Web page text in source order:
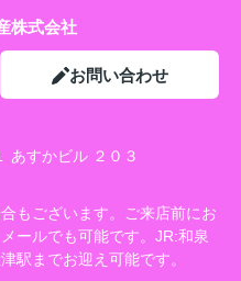
株式会社
お問い合わせ
あすかビル ２０３
もございます。ご来店前にお
ールでも可能です。JR:和泉
駅までお迎え可能です。